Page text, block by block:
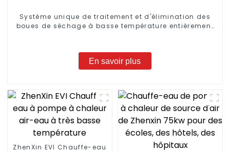
Système unique de traitement et d'élimination des
boues de séchage à basse température entièrement
En savoir plus
ZhenXin EVI Chauffe-eau